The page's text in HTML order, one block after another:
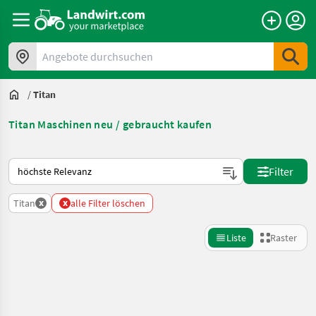
Angebote durchsuchen
/Titan
Titan Maschinen neu / gebraucht kaufen
So wird auf Landwirt.com sortiert
Filter
Titan x x alle Filter löschen
Liste Raster